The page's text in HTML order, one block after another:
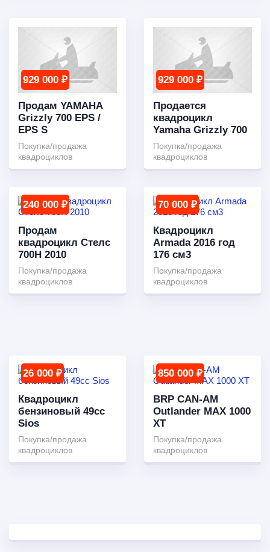
929 000 ₽
Продам YAMAHA
Grizzly 700 EPS /
EPS S
Покупка/продажа
квадроциклов
929 000 ₽
Продается
квадроцикл
Yamaha Grizzly 700
Покупка/продажа
квадроциклов
240 000 ₽
Продам
квадроцикл Стелс
700Н 2010
Покупка/продажа
квадроциклов
70 000 ₽
Квадроцикл
Armada 2016 год
176 см3
Покупка/продажа
квадроциклов
26 000 ₽
Квадроцикл
бензиновый 49cc
Sios
Покупка/продажа
квадроциклов
850 000 ₽
BRP CAN-AM
Outlander MAX 1000
XT
Покупка/продажа
квадроциклов